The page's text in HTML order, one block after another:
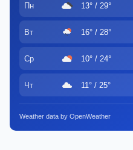
Пн 13° / 29°
Вт 16° / 28°
Ср 10° / 24°
Чт 11° / 25°
Weather data by OpenWeather